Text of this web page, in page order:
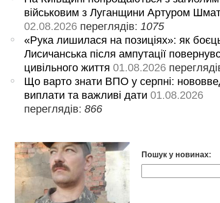
військовим з Луганщини Артуром
02.08.2026 переглядів:1075
«Рука лишилася на позиціях»: як
Лисичанська після ампутації
цивільного життя 01.08.2026
Що варто знати ВПО у серпні:
виплати та важливі дати 01.08.2026
переглядів:866
Пошук у новинах: